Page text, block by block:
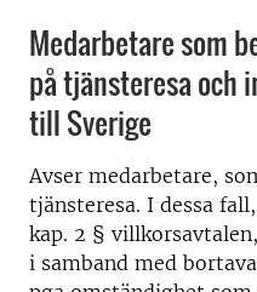
Medarbetare som
på tjänsteresa och
till Sverige
Avser medarbetare,
tjänsteresa. I dessa
kap. 2 §
i samband med